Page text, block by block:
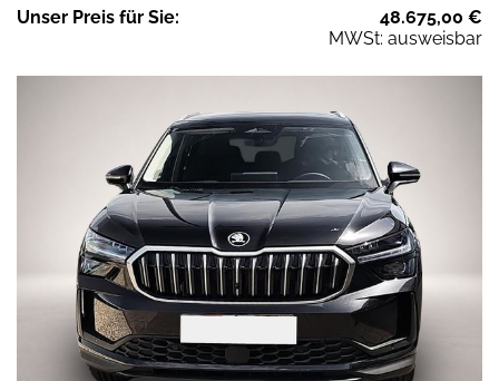
Unser Preis für Sie: 48.675,00 €
MWSt: ausweisbar